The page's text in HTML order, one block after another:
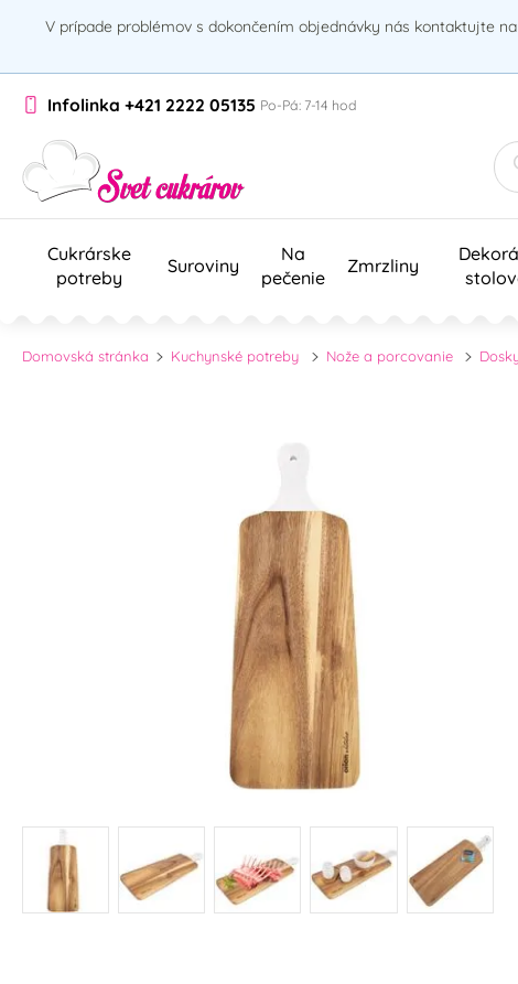
V prípade problémov s dokončením objednávky nás kontaktujte na
Infolinka +421 2222 05135 Po-Pá: 7-14 hod
Cukrárske
potreby
Suroviny
Na
pečenie
Zmrzliny
Domovská stránka Kuchynské potreby Nože a porcovanie